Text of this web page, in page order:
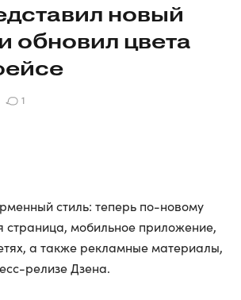
новый
обновил цвета
1
стиль: теперь по-новому
страница, мобильное приложение,
а также рекламные материалы,
релизе Дзена.